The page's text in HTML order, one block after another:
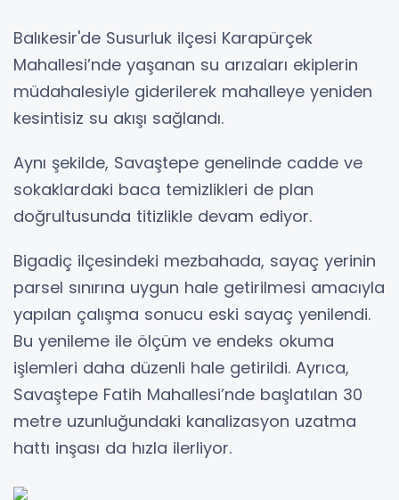
Balıkesir'de Susurluk ilçesi Karapürçek
Mahallesi’nde yaşanan su arızaları ekiplerin
müdahalesiyle giderilerek mahalleye yeniden
kesintisiz su akışı sağlandı.
Aynı şekilde, Savaştepe genelinde cadde ve
sokaklardaki baca temizlikleri de plan
doğrultusunda titizlikle devam ediyor.
Bigadiç ilçesindeki mezbahada, sayaç yerinin
parsel sınırına uygun hale getirilmesi amacıyla
yapılan çalışma sonucu eski sayaç yenilendi.
Bu yenileme ile ölçüm ve endeks okuma
işlemleri daha düzenli hale getirildi. Ayrıca,
Savaştepe Fatih Mahallesi’nde başlatılan 30
metre uzunluğundaki kanalizasyon uzatma
hattı inşası da hızla ilerliyor.